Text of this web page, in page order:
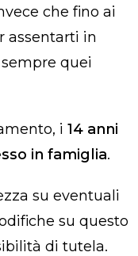
che fino ai
assentarti in
quei
i 14 anni
in famiglia.
su eventuali
su questo
di tutela.